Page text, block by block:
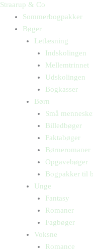
Straarup & Co
Sommerbogpakker
Bøger
Letlæsning
Indskolingen
Mellemtrinnet
Udskolingen
Bogkasser
Børn
Små
Billedbøger
Faktabøger
Børneromaner
Opgavebøger
Bogpakker til
Unge
Fantasy
Romaner
Fagbøger
Voksne
Romance